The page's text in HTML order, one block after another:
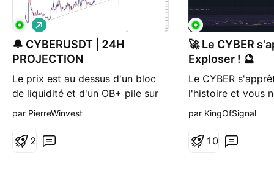
🔔 CYBERUSDT | 24H
PROJECTION
Le prix est au dessus d'un bloc
de liquidité et d'un OB+ pile sur
8.70 On s'attend à un rebond
derniers hauts historiques au
L
o
n
g
par PierreWinvest
2
🚀 Le CYBER
Exploser ! 🔮
Le CYBER
l'histoire et vous
vous permettre
maintenant une
par KingOfSignal
1 0